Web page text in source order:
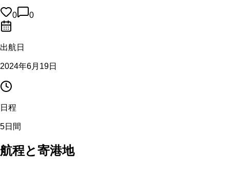
0 0
出航日
2024年6月19日
日程
5日間
航程と寄港地